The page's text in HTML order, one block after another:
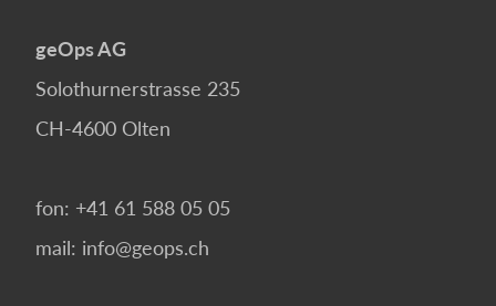
geOps AG
Solothurnerstrasse 235
CH-4600 Olten
fon: +41 61 588 05 05
mail: info@geops.ch